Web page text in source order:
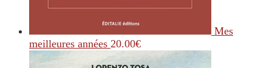
Mes
meilleures années 20.00€